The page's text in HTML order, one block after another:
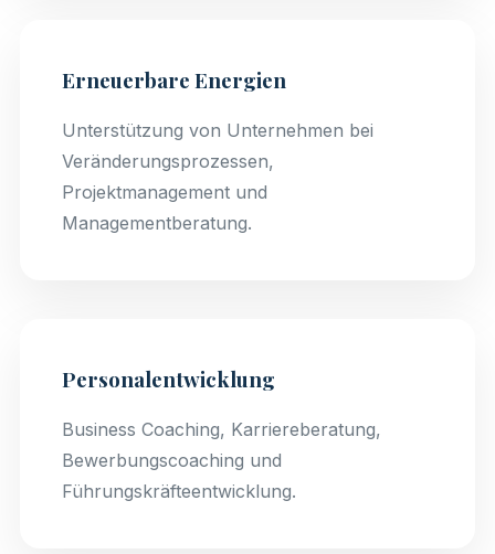
Erneuerbare Energien
Unterstützung von Unternehmen bei
Veränderungsprozessen,
Projektmanagement und
Managementberatung.
Personalentwicklung
Business Coaching, Karriereberatung,
Bewerbungscoaching und
Führungskräfteentwicklung.